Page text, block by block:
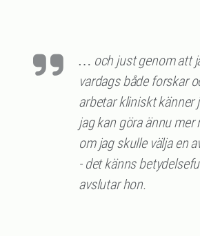
… och just genom att
vardags både forskar
arbetar kliniskt känner
jag kan göra ännu mer
om jag skulle välja en
- det känns
avslutar hon.